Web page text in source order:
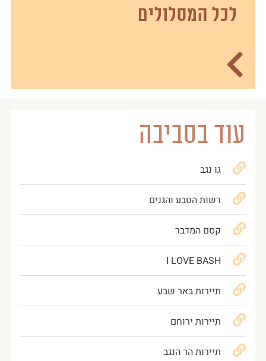
לכל המסלולים
עוד בסביבה
גו נגב
רשות הטבע והגנים
קסם המדבר
I LOVE BASH
תיירות באר שבע
תיירות ירוחם
תיירות הר הנגב